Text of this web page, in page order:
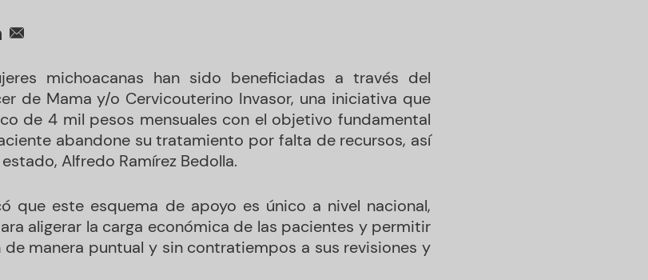
michoacanas han sido beneficiadas a través del
de Mama y/o Cervicouterino Invasor, una iniciativa que
de 4 mil pesos mensuales con el objetivo fundamental
abandone su tratamiento por falta de recursos, así
Alfredo Ramírez Bedolla.
que este esquema de apoyo es único a nivel nacional,
aligerar la carga económica de las pacientes y permitir
manera puntual y sin contratiempos a sus revisiones y